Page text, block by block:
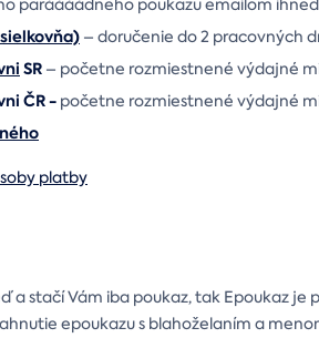
paráááádneho poukazu emailom
– doručenie do 2 pracovných
SR – početne rozmiestnené výdajné
ČR - početne rozmiestnené výdajné
platby
a stačí Vám iba poukaz, tak Epoukaz
epoukazu s blahoželaním a